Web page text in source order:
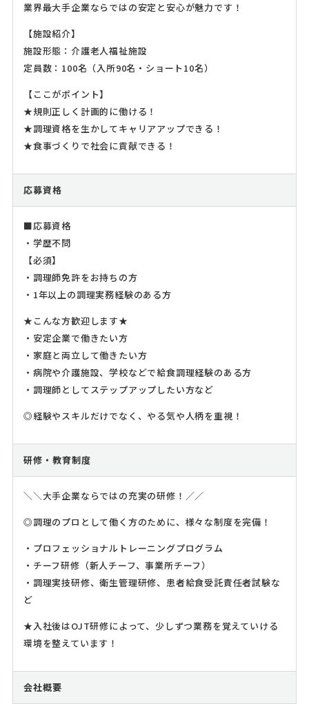
業界最大手企業ならではの安定と安心が魅力です！
【施設紹介】
施設形態：介護老人福祉施設
定員数：100名（入所90名・ショート10名）
【ここがポイント】
★規則正しく計画的に働ける！
★調理資格を生かしてキャリアアップできる！
★食事づくりで社会に貢献できる！
応募資格
■応募資格
・学歴不問
【必須】
・調理師免許をお持ちの方
・1年以上の調理実務経験のある方
★こんな方歓迎します★
・安定企業で働きたい方
・家庭と両立して働きたい方
・病院や介護施設、学校などで給食調理経験のある方
・調理師としてステップアップしたい方など
◎経験やスキルだけでなく、やる気や人柄を重視！
研修・教育制度
＼＼大手企業ならではの充実の研修！／／
◎調理のプロとして働く方のために、様々な制度を完備！
・プロフェッショナルトレーニングプログラム
・チーフ研修（新人チーフ、事業所チーフ）
・調理実技研修、衛生管理研修、患者給食受託責任者試験な
ど
★入社後はOJT研修によって、少しずつ業務を覚えていける
環境を整えています！
会社概要